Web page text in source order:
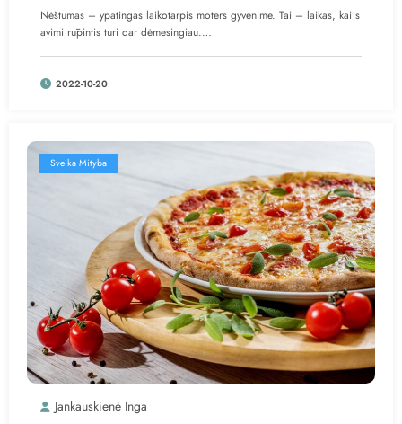
Nėštumas – ypatingas laikotarpis moters gyvenime. Tai – laikas, kai s
avimi rūpintis turi dar dėmesingiau.…
2022-10-20
Sveika Mityba
Jankauskienė Inga